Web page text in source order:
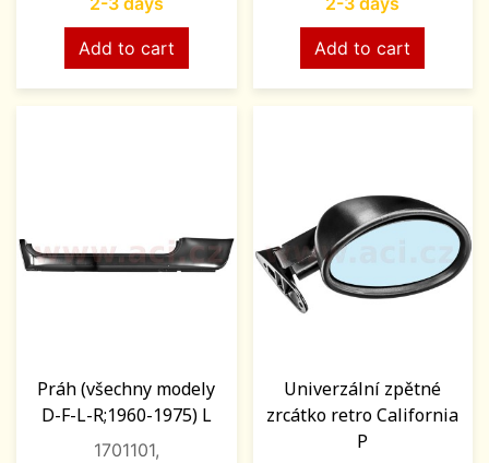
Add to cart Add to cart
Práh (všechny modely
D-F-L-R;1960-1975) L
1701101,
Univerzální zpětné
zrcátko retro California
P